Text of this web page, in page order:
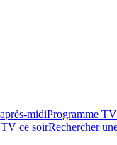
midiProgramme
ce soirRechercher